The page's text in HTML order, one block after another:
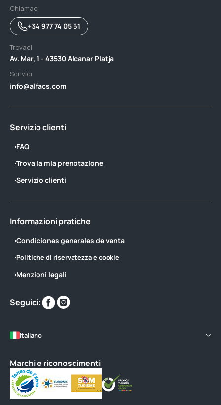
Chiamaci
+34 977 74 05 61
Trovaci
Av. Mar, 1 - 43530 Alcanar Platja
Scrivici
info@alfacs.com
Servizio clienti
FAQ
Trova la mia prenotazione
Servizio clienti
Informazioni pratiche
Condiciones generales de venta
Politiche di riservatezza e cookie
Menzioni legali
Seguici:
Trovaci
su
Italiano
Marchi e riconoscimenti